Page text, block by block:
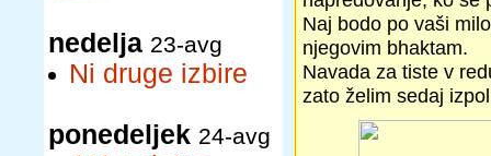
nedelja 23-avg
Ni druge izbire
ponedeljek 24-avg
Naj bodo po vaši
njegovim bhaktam.
Navada za tiste v
zato želim sedaj